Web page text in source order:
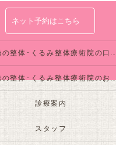
ネット予約はこちら
板橋の整体･くるみ整体療術院の口コミ情報
板橋の整体･くるみ整体療術院のお客様の声
診療案内
スタッフ